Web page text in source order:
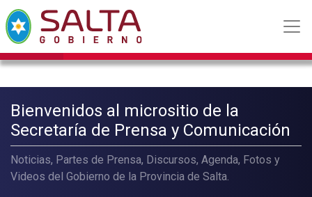
Bienvenidos al micrositio de la
Secretaría de Prensa y Comunicación
Noticias, Partes de Prensa, Discursos, Agenda, Fotos y
Videos del Gobierno de la Provincia de Salta.